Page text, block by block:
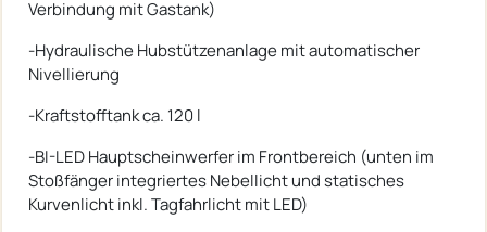
Verbindung mit Gastank)
-Hydraulische Hubstützenanlage mit automatischer
Nivellierung
-Kraftstofftank ca. 120 l
-BI-LED Hauptscheinwerfer im Frontbereich (unten im
Stoßfänger integriertes Nebellicht und statisches
Kurvenlicht inkl. Tagfahrlicht mit LED)